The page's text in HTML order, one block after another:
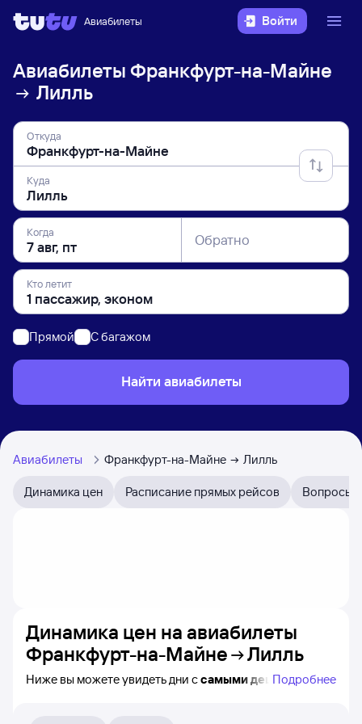
Авиабилеты Войти
Авиабилеты Франкфурт-на-Майне
Лилль
Откуда
Куда
Когда Обратно
Кто летит
Прямой C багажом
Найти авиабилеты
Авиабилеты Франкфурт-на-Майне Лилль
Динамика цен Расписание прямых рейсов Вопросы
Динамика цен на авиабилеты
Франкфурт-на-Майне
Лилль
Ниже вы можете увидеть дни ссамыми дешёвыми
Подробнее